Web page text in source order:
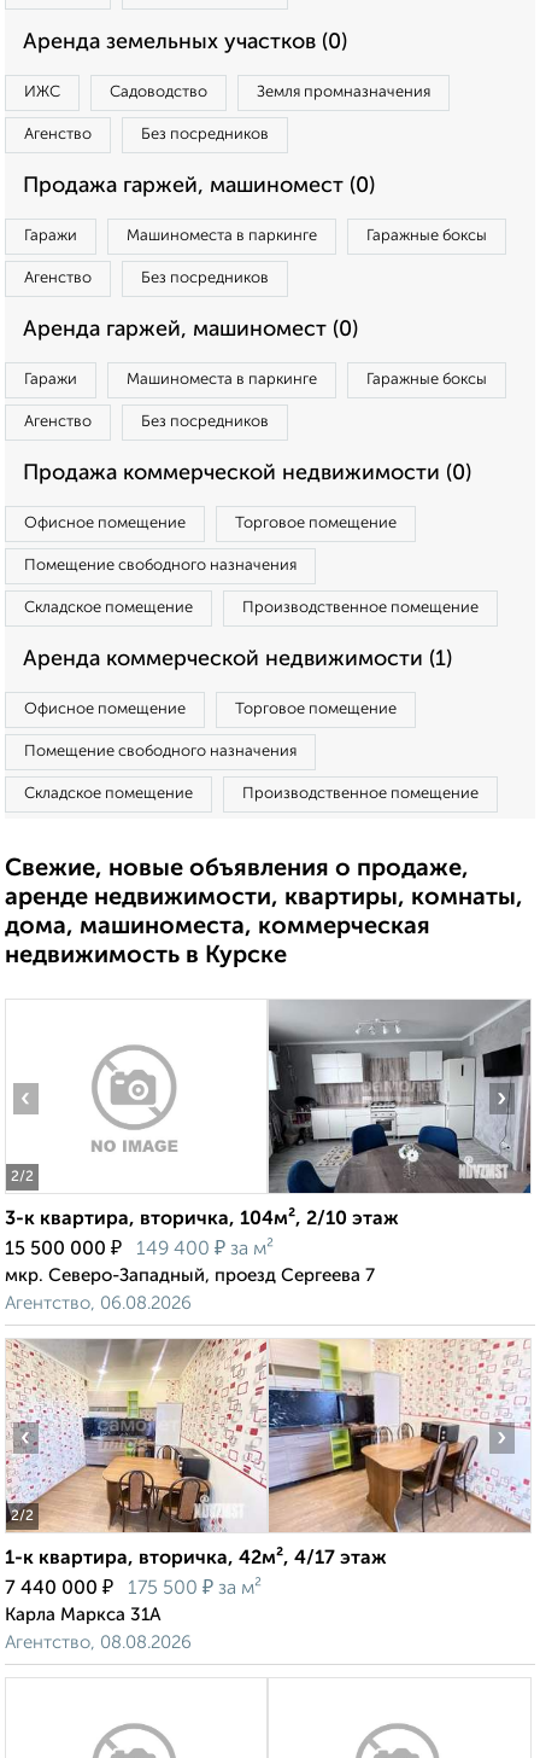
Аренда земельных участков (0)
ИЖС Садоводство Земля промназначения
Агенство Без посредников
Продажа гаржей, машиномест (0)
Гаражи Машиноместа в паркинге Гаражные боксы
Агенство Без посредников
Аренда гаржей, машиномест (0)
Гаражи Машиноместа в паркинге Гаражные боксы
Агенство Без посредников
Продажа коммерческой недвижимости (0)
Офисное помещение Торговое помещение
Помещение свободного назначения
Складское помещение Производственное помещение
Аренда коммерческой недвижимости (1)
Офисное помещение Торговое помещение
Помещение свободного назначения
Складское помещение Производственное помещение
Свежие, новые объявления о продаже,
аренде недвижимости, квартиры, комнаты,
дома, машиноместа, коммерческая
недвижимость в Курске
2/2
‹ ›
3-к квартира, вторичка, 104м², 2/10 этаж
15 500 000 ₽ 149 400 ₽ за м²
мкр. Северо-Западный, проезд Сергеева 7
Агентство, 06.08.2026
2/2
‹ ›
1-к квартира, вторичка, 42м², 4/17 этаж
7 440 000 ₽ 175 500 ₽ за м²
Карла Маркса 31А
Агентство, 08.08.2026